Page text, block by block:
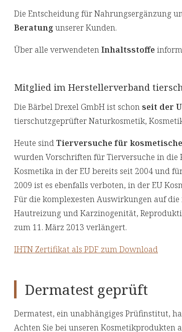
Die Entscheidung für Nahrungsergänzung
Beratungunserer Kunden.
Über alle verwendetenInhaltsstoffe
Mitglied im Herstellerverband
Die Bärbel Drexel GmbH ist schonseit der
tierschutzgeprüfter Naturkosmetik,
Heute sindTierversuche für
wurden Vorschriften für Tierversuche in die
Kosmetika in der EU bereits seit 2004 und
2009 ist es ebenfalls verboten, in der EU
Für die komplexesten Auswirkungen auf
Hautreizung und Karzinogenität,
zum 11. März 2013 verlängert.
IHTN Zertifikat als PDF zum Download
Dermatest geprüft
Dermatest, ein unabhängiges Prüfinstitut,
Achten Sie bei unseren Kosmetikprodukten